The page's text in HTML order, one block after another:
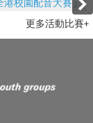
更多活動比賽+